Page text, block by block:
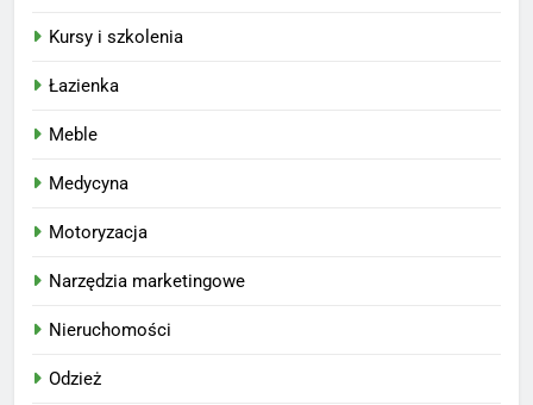
Kursy i szkolenia
Łazienka
Meble
Medycyna
Motoryzacja
Narzędzia marketingowe
Nieruchomości
Odzież